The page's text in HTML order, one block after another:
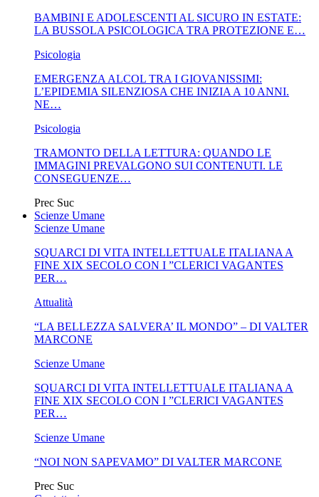
BAMBINI E ADOLESCENTI AL SICURO IN ESTATE:
LA BUSSOLA PSICOLOGICA TRA PROTEZIONE E…
Psicologia
EMERGENZA ALCOL TRA I GIOVANISSIMI:
L’EPIDEMIA SILENZIOSA CHE INIZIA A 10 ANNI.
NE…
Psicologia
TRAMONTO DELLA LETTURA: QUANDO LE
IMMAGINI PREVALGONO SUI CONTENUTI. LE
CONSEGUENZE…
Prec Suc
Scienze Umane
Scienze Umane
SQUARCI DI VITA INTELLETTUALE ITALIANA A
FINE XIX SECOLO CON I ”CLERICI VAGANTES
PER…
Attualità
“LA BELLEZZA SALVERA’ IL MONDO” – DI VALTER
MARCONE
Scienze Umane
SQUARCI DI VITA INTELLETTUALE ITALIANA A
FINE XIX SECOLO CON I ”CLERICI VAGANTES
PER…
Scienze Umane
“NOI NON SAPEVAMO” DI VALTER MARCONE
Prec Suc